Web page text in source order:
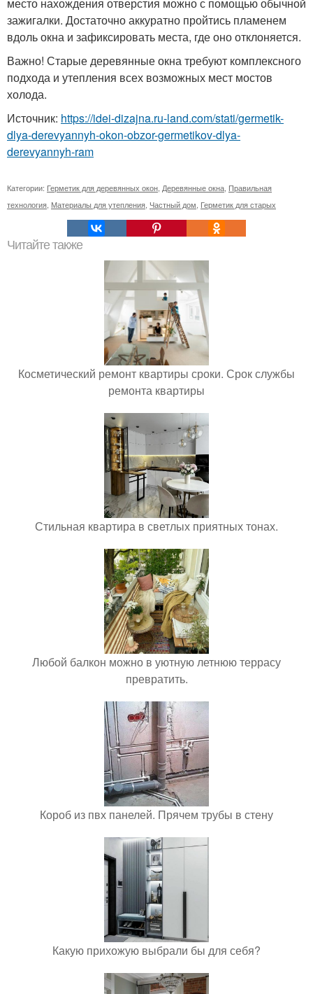
зажигалки. Достаточно аккуратно пройтись пламенем
вдоль окна и зафиксировать места, где оно отклоняется.
Важно! Старые деревянные окна требуют комплексного
подхода и утепления всех возможных мест мостов
холода.
Источник: https://idei-dizajna.ru-land.com/stati/germetik-
dlya-derevyannyh-okon-obzor-germetikov-dlya-
derevyannyh-ram
Категории: Герметик для деревянных окон Деревянные окна Правильная
технология Материалы для утепления Частный дом Герметик для старых
Читайте также
Косметический ремонт квартиры сроки. Срок службы
ремонта квартиры
Стильная квартира в светлых приятных тонах.
Любой балкон можно в уютную летнюю террасу
превратить.
Короб из пвх панелей. Прячем трубы в стену
Какую прихожую выбрали бы для себя?